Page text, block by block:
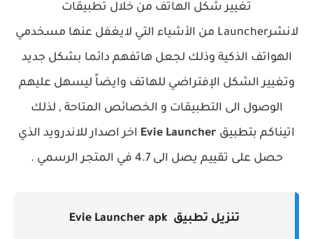
تغيير شكل الهاتف من خلال تطبيقات
لانشرLauncher من الأشياء التي لايغفل عنها مسخدمي
الهواتف الذكية وذلك لجعل هاتفهم دائما بشكل جديد
وتغيير الشكل الإفتراضي للهاتف وايضاً ليسهل عليهم
الوصول الى التطبيقات و الخصائص المتاحة , لذلك
اتيناكم بتطبيق Evie Launcher ‏ اخر اصدار للاندرويد الذي
حصل على تقييم يصل الى 4.7 في المتجر الرسمي .
تنزيل تطبيق Evie Launcher apk‏